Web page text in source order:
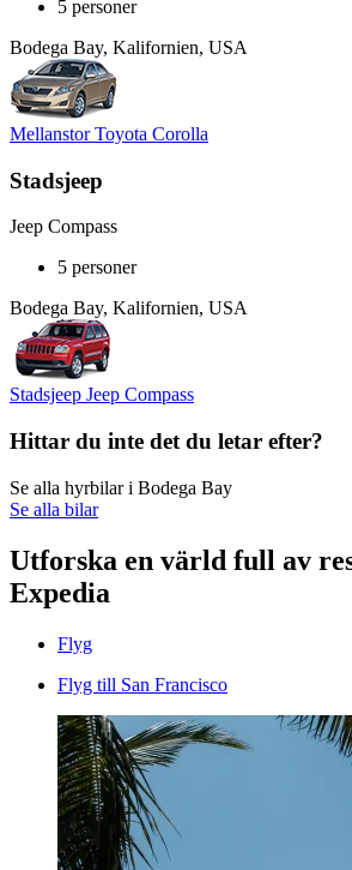
5 personer
Bodega Bay, Kalifornien, USA
Mellanstor Toyota Corolla
Stadsjeep
Jeep Compass
5 personer
Bodega Bay, Kalifornien, USA
Stadsjeep Jeep Compass
Hittar du inte det du letar efter?
Se alla hyrbilar i Bodega Bay
Se alla bilar
Utforska en värld full av
Expedia
Flyg
Flyg till San Francisco